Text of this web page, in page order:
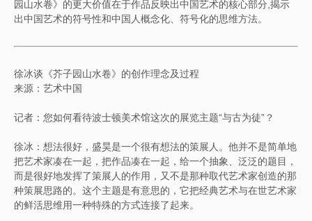
园山水卷》的更大价值在于作品反映出中国艺术的核心部分,揭示
出中国艺术的符号性和中国人概念化、符号化的思维方法。
徐冰谈《芥子园山水卷》的创作理念及过程
来源：艺术中国
记者：您如何看待波士顿美术馆这次的展览主题“与古为徒”？
徐冰：想法很好，盛昊是一个很有想法的策展人。他并不是简单地
把艺术家凑在一起，把作品凑在一起，给一个抽象、泛泛的题目，
而是很好地发挥了策展人的作用，又不是那种取代艺术家创造的那
种策展思路的。这个主题是有意思的，它把经典艺术与在世艺术家
的鲜活思维用一种特殊的方式连接了起来。